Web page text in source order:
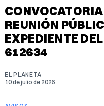
REUNIÓN
EXPEDIENTE
612634
EL PLANETA
10 de julio de 2026